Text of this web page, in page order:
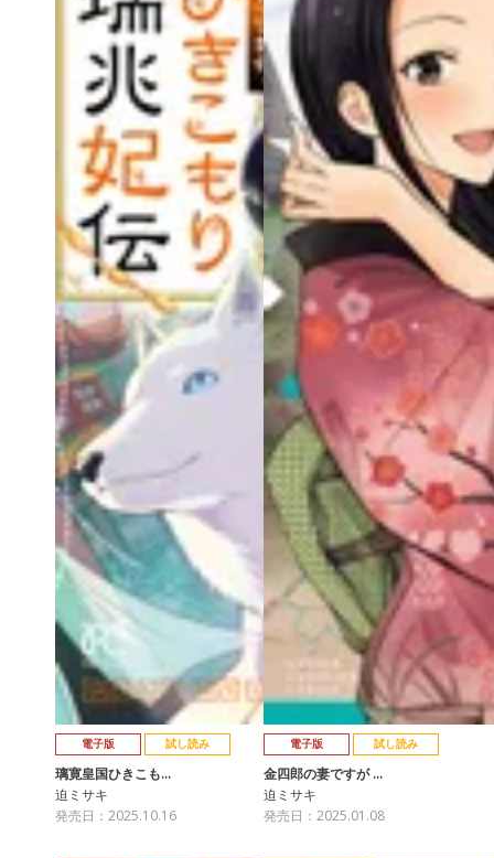
電子版 試し読み
璃寛皇国ひきこも…
迫ミサキ
発売日：2025.10.16
電子版 試し読み
金四郎の妻ですが …
迫ミサキ
発売日：2025.01.08